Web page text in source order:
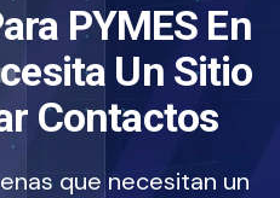
PYMES En
Un Sitio
Contactos
que necesitan un